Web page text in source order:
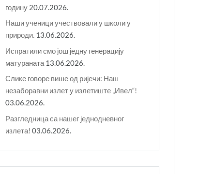
годину 20.07.2026.
Наши ученици учествовали у школи у
природи. 13.06.2026.
Испратили смо још једну генерацију
матураната 13.06.2026.
Слике говоре више од ријечи: Наш
незаборавни излет у излетиште „Ивел“!
03.06.2026.
Разгледница са нашег једнодневног
излета! 03.06.2026.